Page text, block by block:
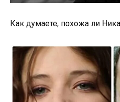
Как думаете, похожа ли